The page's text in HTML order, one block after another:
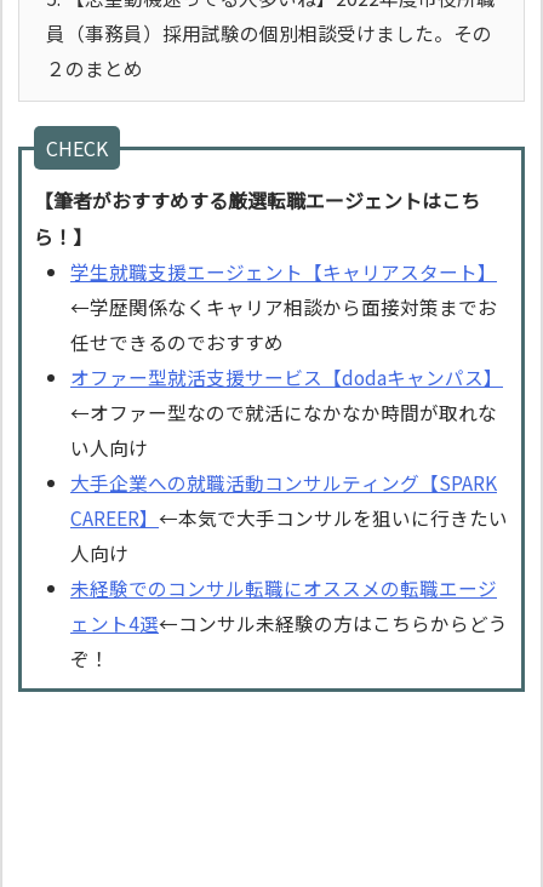
員（事務員）採用試験の個別相談受けました。その
２のまとめ
CHECK
【筆者がおすすめする厳選転職エージェントはこち
ら！】
学生就職支援エージェント【キャリアスタート】
←学歴関係なくキャリア相談から面接対策までお
任せできるのでおすすめ
オファー型就活支援サービス【dodaキャンパス】
←オファー型なので就活になかなか時間が取れな
い人向け
大手企業への就職活動コンサルティング【SPARK
CAREER】 ←本気で大手コンサルを狙いに行きたい
人向け
未経験でのコンサル転職にオススメの転職エージ
ェント4選←コンサル未経験の方はこちらからどう
ぞ！